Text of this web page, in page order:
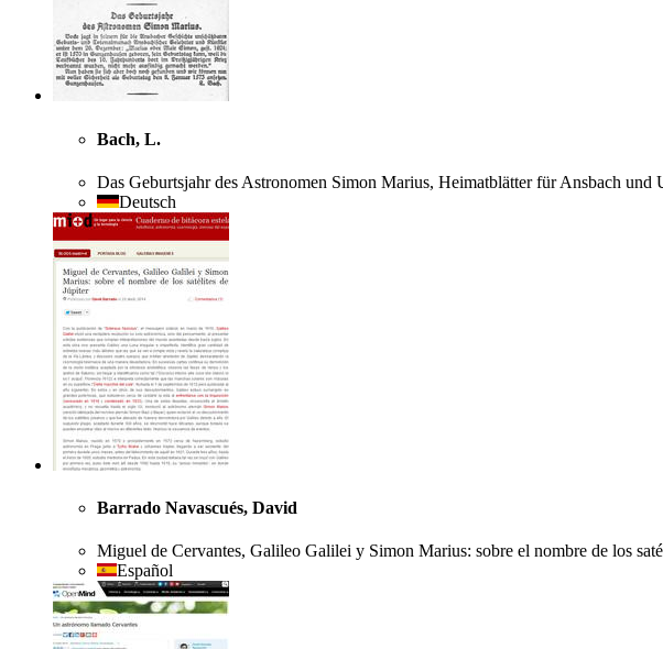
Bach, L.
Das Geburtsjahr des Astronomen Simon Marius, Heimatblätter für Ansbach
Deutsch
Barrado Navascués, David
Miguel de Cervantes, Galileo Galilei y Simon Marius: sobre el nombre de los
Español